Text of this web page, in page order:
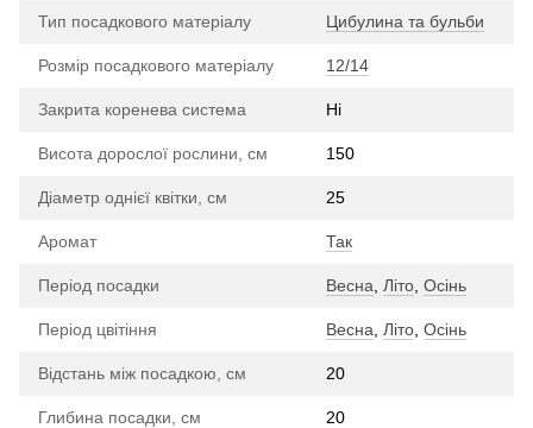
Тип посадкового матеріалу Цибулина та бульби
Розмір посадкового матеріалу 12/14
Закрита коренева система Ні
Висота дорослої рослини, см 150
Діаметр однієї квітки, см 25
Аромат Так
Період посадки Весна Літо Осінь
Період цвітіння Весна Літо Осінь
Відстань між посадкою, см 20
Глибина посадки, см 20